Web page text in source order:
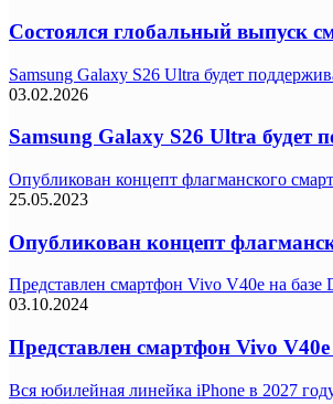
Состоялся глобальный выпуск
Samsung Galaxy S26 Ultra будет
03.02.2026
Samsung Galaxy S26 Ultra будет
Опубликован концепт флагманского
25.05.2023
Опубликован концепт
Представлен смартфон Vivo V40e на базе
03.10.2024
Представлен смартфон Vivo
Вся юбилейная линейка iPhone в 2027